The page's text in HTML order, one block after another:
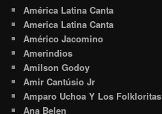
América Latina Canta
America Latina Canta
Américo Jacomino
Amerindios
Amilson Godoy
Amir Cantúsio Jr
Amparo Uchoa Y Los Folkloritas
Ana Belen